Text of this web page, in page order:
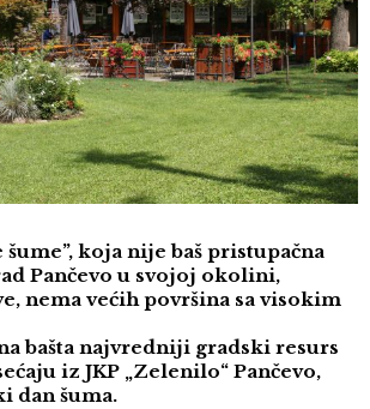
šume”, koja nije baš pristupačna
Pančevo u svojoj okolini,
nema većih površina sa visokim
bašta najvredniji gradski resurs
iz JKP „Zelenilo“ Pančevo,
dan šuma.